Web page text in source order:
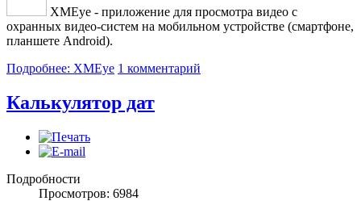
XMEye - приложение для просмотра видео с
охранных видео-систем на мобильном устройстве (смартфоне,
планшете Android).
Подробнее: XMEye 1 комментарий
Калькулятор дат
Подробности
Просмотров: 6984